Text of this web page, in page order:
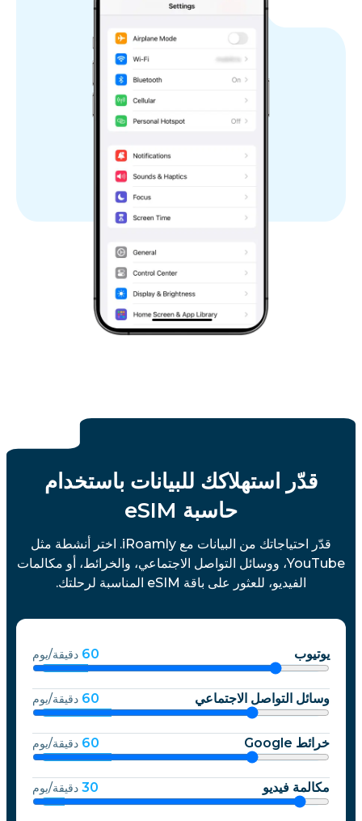
قدّر استهلاكك للبيانات باستخدام
حاسبة eSIM
قدّر احتياجاتك من البيانات مع iRoamly. اختر أنشطة مثل
YouTube، ووسائل التواصل الاجتماعي، والخرائط، أو مكالمات
الفيديو، للعثور على باقة eSIM المناسبة لرحلتك.
يوتيوب 60 دقيقة/يوم
وسائل التواصل الاجتماعي 60 دقيقة/يوم
خرائط Google 60 دقيقة/يوم
مكالمة فيديو 30 دقيقة/يوم